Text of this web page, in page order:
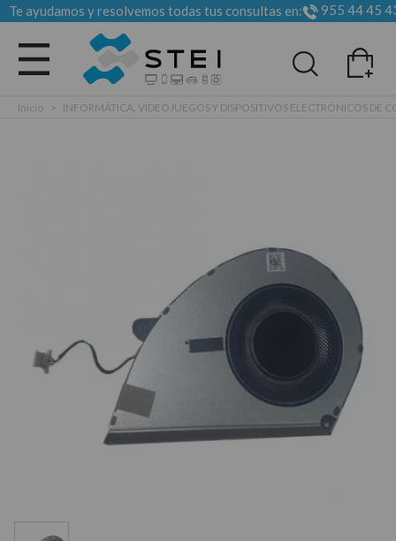
Te ayudamos y resolvemos todas tus consultas en: 955 44 45
Todas las categorias
Inicio > INFORMÁTICA, VIDEOJUEGOS Y DISPOSITIVOS ELECTRÓNICOS DE